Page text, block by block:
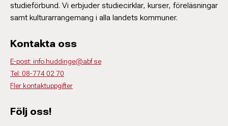
studieförbund. Vi erbjuder studiecirklar, kurser, föreläsningar
samt kulturarrangemang i alla landets kommuner.
Kontakta oss
E-post: info.huddinge@abf.se
Tel: 08-774 02 70
Fler kontaktuppgifter
Följ oss!